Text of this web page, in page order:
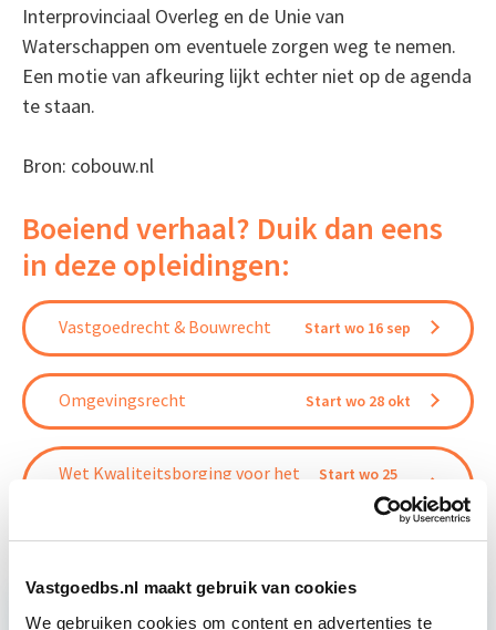
Vastgoedbs.nl maakt gebruik van cookies
We gebruiken cookies om content en advertenties te
Interprovinciaal Overleg en de Unie van
Waterschappen om eventuele zorgen weg te nemen.
Een motie van afkeuring lijkt echter niet op de agenda
te staan.
Bron: cobouw.nl
Boeiend verhaal? Duik dan eens
in deze opleidingen:
Vastgoedrecht & Bouwrecht Start wo 16 sep
Omgevingsrecht Start wo 28 okt
Wet Kwaliteitsborging voor het
Start wo 25